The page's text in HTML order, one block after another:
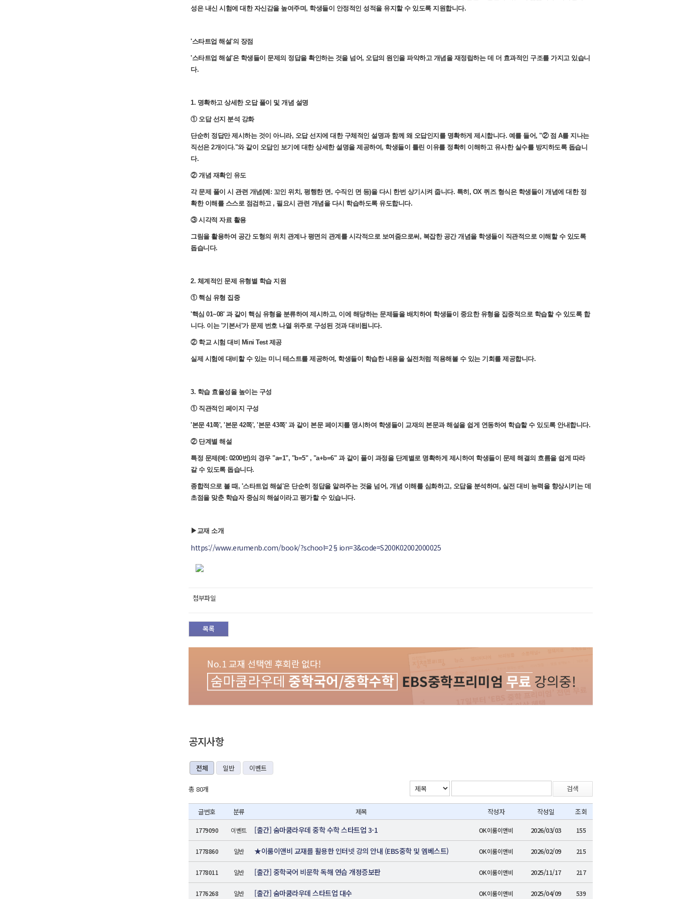
성은 내신 시험에 대한 자신감을 높여주며, 학생들이 안정적인 성적을 유지할 수 있도록 지원합니다.
'스타트업 해설'의 장점
'스타트업 해설'은 학생들이 문제의 정답을 확인하는 것을 넘어, 오답의 원인을 파악하고 개념을 재정립하는 데 더 효과적인 구조를 가지고 있습니
다.
1. 명확하고 상세한 오답 풀이 및 개념 설명
① 오답 선지 분석 강화
단순히 정답만 제시하는 것이 아니라, 오답 선지에 대한 구체적인 설명과 함께 왜 오답인지를 명확하게 제시합니다. 예를 들어, "② 점 A를 지나는
직선은 2개이다."와 같이 오답인 보기에 대한 상세한 설명을 제공하여, 학생들이 틀린 이유를 정확히 이해하고 유사한 실수를 방지하도록 돕습니
다.
② 개념 재확인 유도
각 문제 풀이 시 관련 개념(예: 꼬인 위치, 평행한 면, 수직인 면 등)을 다시 한번 상기시켜 줍니다. 특히, OX 퀴즈 형식은 학생들이 개념에 대한 정
확한 이해를 스스로 점검하고 , 필요시 관련 개념을 다시 학습하도록 유도합니다.
③ 시각적 자료 활용
그림을 활용하여 공간 도형의 위치 관계나 평면의 관계를 시각적으로 보여줌으로써, 복잡한 공간 개념을 학생들이 직관적으로 이해할 수 있도록
돕습니다.
2. 체계적인 문제 유형별 학습 지원
① 핵심 유형 집중
'핵심 01~08' 과 같이 핵심 유형을 분류하여 제시하고, 이에 해당하는 문제들을 배치하여 학생들이 중요한 유형을 집중적으로 학습할 수 있도록 합
니다. 이는 '기본서'가 문제 번호 나열 위주로 구성된 것과 대비됩니다.
② 학교 시험 대비 Mini Test 제공
실제 시험에 대비할 수 있는 미니 테스트를 제공하여, 학생들이 학습한 내용을 실전처럼 적용해볼 수 있는 기회를 제공합니다.
3. 학습 효율성을 높이는 구성
① 직관적인 페이지 구성
'본문 41쪽', '본문 42쪽', '본문 43쪽' 과 같이 본문 페이지를 명시하여 학생들이 교재의 본문과 해설을 쉽게 연동하여 학습할 수 있도록 안내합니다.
② 단계별 해설
특정 문제(예: 0200번)의 경우 "a=1", "b=5" , "a+b=6" 과 같이 풀이 과정을 단계별로 명확하게 제시하여 학생들이 문제 해결의 흐름을 쉽게 따라
갈 수 있도록 돕습니다.
종합적으로 볼 때, '스타트업 해설'은 단순히 정답을 알려주는 것을 넘어, 개념 이해를 심화하고, 오답을 분석하며, 실전 대비 능력을 향상시키는 데
초점을 맞춘 학습자 중심의 해설이라고 평가할 수 있습니다.
▶교재 소개
https://www.erumenb.com/book/?school=2§ion=3&code=S200K02002000025
첨부파일
목록
공지사항
전체 일반 이벤트
총 80개 검색
글번호 분류 제목 작성자 작성일 조회
1779090 이벤트 [출간] 숨마쿰라우데 중학 수학 스타트업 3-1 OK이룸이앤비 2026/03/03 155
1778860 일반 ★이룸이앤비 교재를 활용한 인터넷 강의 안내 (EBS중학 및 엠베스트) OK이룸이앤비 2026/02/09 215
1778011 일반 [출간] 중학국어 비문학 독해 연습 개정증보판 OK이룸이앤비 2025/11/17 217
1776268 일반 [출간] 숨마쿰라우데 스타트업 대수 OK이룸이앤비 2025/04/09 539